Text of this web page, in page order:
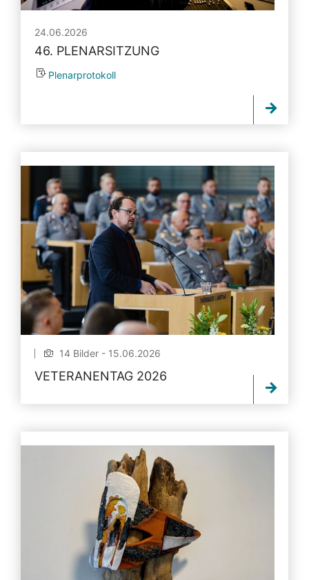
24.06.2026
46. PLENARSITZUNG
Plenarprotokoll
14 Bilder - 15.06.2026
VETERANENTAG 2026